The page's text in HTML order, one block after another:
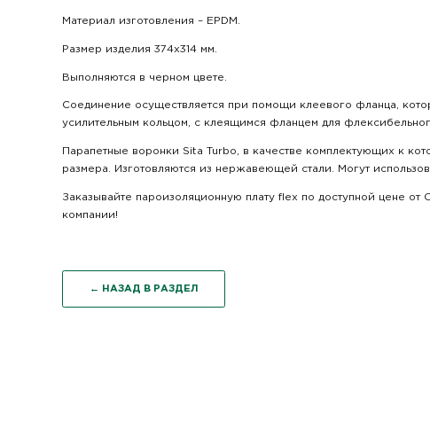
Материал изготовления – EPDM.
Размер изделия 374x314 мм.
Выполняются в черном цвете.
Соединение осуществляется при помощи клеевого фланца,
усилительным кольцом, с клеящимся фланцем для
Парапетные воронки Sita Turbo, в качестве комплектующих к
размера. Изготовляются из нержавеющей стали. Могут
Заказывайте пароизоляционную плату flex по доступной цене
компании!
← НАЗАД В РАЗДЕЛ